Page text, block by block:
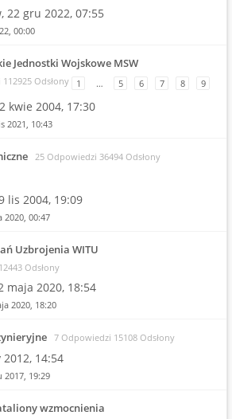
22 gru 2022, 07:55
00:00
Jednostki Wojskowe MSW
Odsłony 1 … 5 6 7 8 9
kwie 2004, 17:30
2021, 10:43
25 Odpowiedzi 36494 Odsłony
lis 2004, 19:09
2020, 00:47
Uzbrojenia WITU
Odsłony
maja 2020, 18:54
2020, 18:20
7 Odpowiedzi 15108 Odsłony
2012, 14:54
2017, 19:29
wzmocnienia